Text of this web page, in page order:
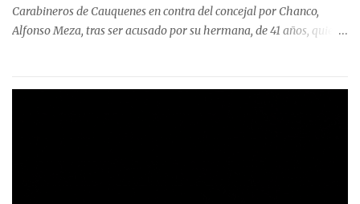
Carabineros de Cauquenes en contra del concejal por Chanco,
Alfonso Meza, tras ser acusado por su hermana, de 41 años, quien
relató que los hechos ocurrieron cerca de las 11:30 horas en el